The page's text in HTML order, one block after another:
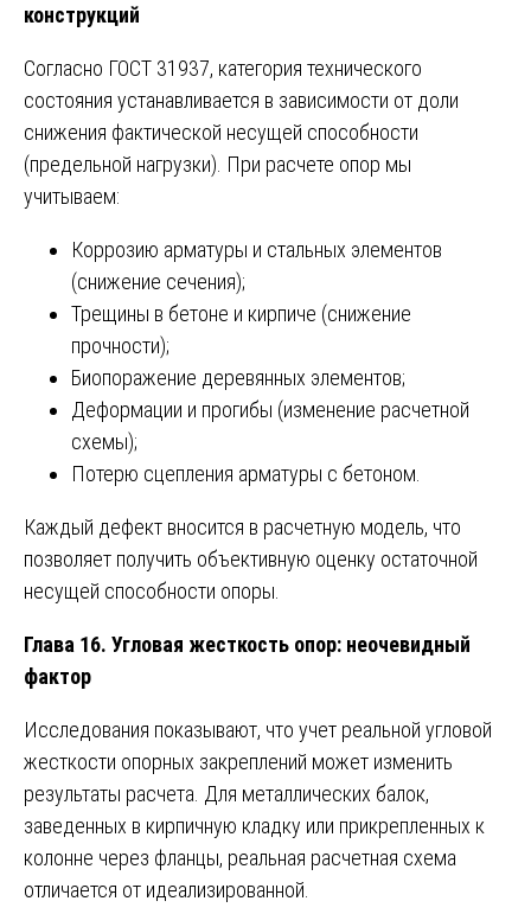
конструкций
Согласно ГОСТ 31937, категория технического
состояния устанавливается в зависимости от доли
снижения фактической несущей способности
(предельной нагрузки). При расчете опор мы
учитываем:
Коррозию арматуры и стальных элементов
(снижение сечения);
Трещины в бетоне и кирпиче (снижение
прочности);
Биопоражение деревянных элементов;
Деформации и прогибы (изменение расчетной
схемы);
Потерю сцепления арматуры с бетоном.
Каждый дефект вносится в расчетную модель, что
позволяет получить объективную оценку остаточной
несущей способности опоры.
Глава 16. Угловая жесткость опор: неочевидный
фактор
Исследования показывают, что учет реальной угловой
жесткости опорных закреплений может изменить
результаты расчета. Для металлических балок,
заведенных в кирпичную кладку или прикрепленных к
колонне через фланцы, реальная расчетная схема
отличается от идеализированной.